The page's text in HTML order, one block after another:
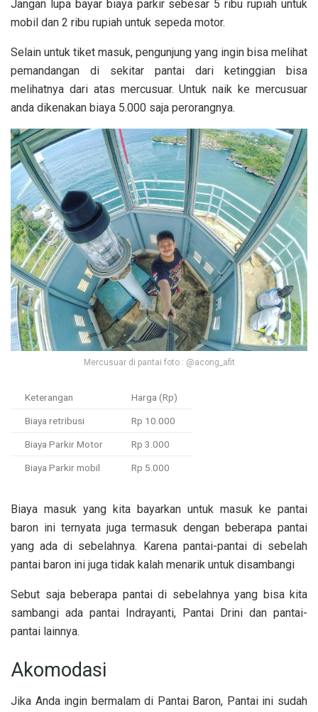
Jangan lupa bayar biaya parkir sebesar 5 ribu rupiah untuk
mobil dan 2 ribu rupiah untuk sepeda motor.
Selain untuk tiket masuk, pengunjung yang ingin bisa melihat
pemandangan di sekitar pantai dari ketinggian bisa
melihatnya dari atas mercusuar. Untuk naik ke mercusuar
anda dikenakan biaya 5.000 saja perorangnya.
Mercusuar di pantai foto : @acong_afit
Keterangan Harga (Rp)
Biaya retribusi Rp 10.000
Biaya Parkir Motor Rp 3.000
Biaya Parkir mobil Rp 5.000
Biaya masuk yang kita bayarkan untuk masuk ke pantai
baron ini ternyata juga termasuk dengan beberapa pantai
yang ada di sebelahnya. Karena pantai-pantai di sebelah
pantai baron ini juga tidak kalah menarik untuk disambangi
Sebut saja beberapa pantai di sebelahnya yang bisa kita
sambangi ada pantai Indrayanti, Pantai Drini dan pantai-
pantai lainnya.
Akomodasi
Jika Anda ingin bermalam di Pantai Baron, Pantai ini sudah